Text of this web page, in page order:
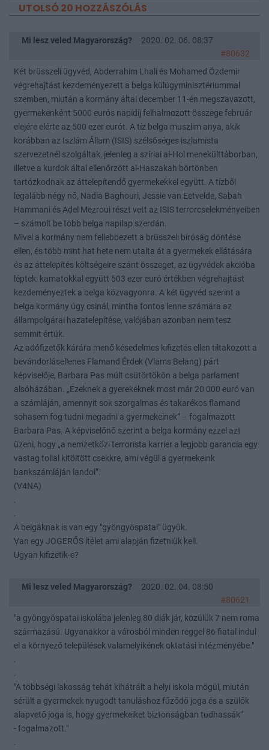
UTOLSÓ 20 HOZZÁSZÓLÁS
Mi lesz veled Magyarország?
2020. 02. 06. 08:37
#80632
Két brüsszeli ügyvéd, Abderrahim Lhali és Mohamed Özdemir
végrehajtást kezdeményezett a belga külügyminisztériummal
szemben, miután a kormány által december 11-én megszavazott,
gyermekenként 5000 eurós napidíj felhalmozott összege február
elejére elérte az 500 ezer eurót. A tíz belga muszlim anya, akik
korábban az Iszlám Állam (ISIS) szélsőséges iszlamista
szervezetnél szolgáltak, jelenleg a szíriai al-Hol menekülttáborban,
illetve a kurdok által ellenőrzött al-Haszakah börtönben
tartózkodnak az áttelepítendő gyermekekkel együtt. A tízből
legalább négy nő, Nadia Baghouri, Jessie van Eetvelde, Sabah
Hammani és Adel Mezroui részt vett az ISIS terrorcselekményeiben
– számolt be több belga napilap szerdán.
Mivel a kormány nem fellebbezett a brüsszeli bíróság döntése
ellen, és több mint hat hete nem utalta át a gyermekek ellátására
és az áttelepítés költségeire szánt összeget, az ügyvédek akcióba
léptek: kamatokkal együtt 503 ezer euró értékben végrehajtást
kezdeményeztek a belga közvagyonra. A két ügyvéd szerint a
belga kormány úgy csinál, mintha fontos lenne számára az
állampolgárai hazatelepítése, valójában azonban nem tesz
semmit értük.
Az adófizetők kárára menő késedelmes kifizetés ellen tiltakozott a
bevándorlásellenes Flamand Érdek (Vlams Belang) párt
képviselője, Barbara Pas múlt csütörtökön a belga parlament
alsóházában. „Ezeknek a gyerekeknek most már 20 000 euró van
a számláján, amennyit sok szorgalmas és takarékos flamand
sohasem fog tudni megadni a gyermekeinek” – fogalmazott
Barbara Pas. A képviselőnő szerint a belga kormány ezzel azt
üzeni, hogy „a nemzetközi terrorista karrier a legjobb garancia egy
vastag tollal kitöltött csekkre, ami végül a gyermekeink
bankszámláján landol”.
(V4NA)
.
.
A belgáknak is van egy "gyöngyöspatai" ügyük.
Van egy JOGERŐS ítélet ami alapján fizetniük kell.
Ugyan kifizetik-e?
Mi lesz veled Magyarország?
2020. 02. 04. 08:50
#80621
"a gyöngyöspatai iskolába jelenleg 80 diák jár, közülük 7 nem roma
származású. Ugyanakkor a városból minden reggel 86 fiatal indul
el a környező települések valamelyikének oktatási intézményébe."
.
.
"A többségi lakosság tehát kihátrált a helyi iskola mögül, miután
sérült a gyermekek nyugodt tanuláshoz fűződő joga és a szülők
alapvető joga is, hogy gyermekeiket biztonságban tudhassák"
- fogalmazott."
.